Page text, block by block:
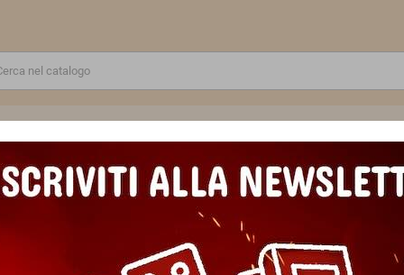
SCUOLA E TEMPO LIBERO
CAPITALI D'EUROPA gioco da tavolo POCKET MEMO LINE cranio